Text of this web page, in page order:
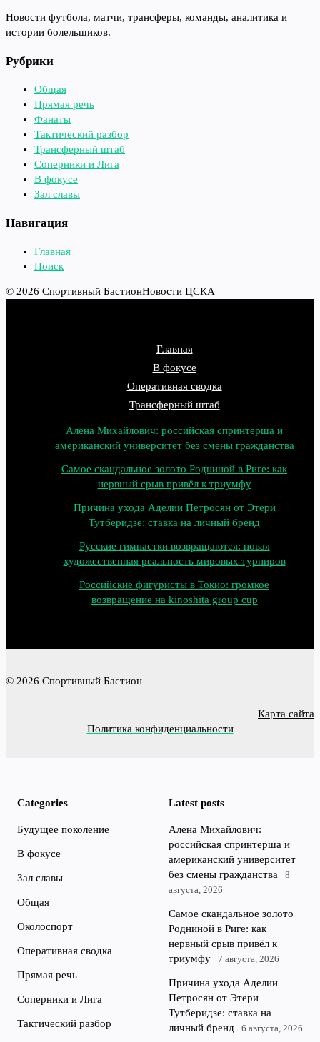
Новости футбола, матчи, трансферы, команды, аналитика и
истории болельщиков.
Рубрики
Общая
Прямая речь
Фанаты
Тактический разбор
Трансферный штаб
Соперники и Лига
В фокусе
Зал славы
Навигация
Главная
Поиск
© 2026 Спортивный БастионНовости ЦСКА
Главная
В фокусе
Оперативная сводка
Трансферный штаб
Алена Михайлович: российская спринтерша и
американский университет без смены гражданства
Самое скандальное золото Родниной в Риге: как
нервный срыв привёл к триумфу
Причина ухода Аделии Петросян от Этери
Тутберидзе: ставка на личный бренд
Русские гимнастки возвращаются: новая
художественная реальность мировых турниров
Российские фигуристы в Токио: громкое
возвращение на kinoshita group cup
© 2026 Спортивный Бастион
Карта сайта
Политика конфиденциальности
Categories
Будущее поколение
В фокусе
Зал славы
Общая
Околоспорт
Оперативная сводка
Прямая речь
Соперники и Лига
Тактический разбор
Latest posts
Алена Михайлович:
российская спринтерша и
американский университет
без смены гражданства
8
августа, 2026
Самое скандальное золото
Родниной в Риге: как
нервный срыв привёл к
триумфу
7 августа, 2026
Причина ухода Аделии
Петросян от Этери
Тутберидзе: ставка на
личный бренд
6 августа, 2026